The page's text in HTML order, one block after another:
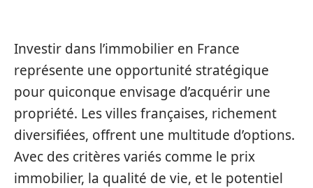
Investir dans l’immobilier en France
représente une opportunité stratégique
pour quiconque envisage d’acquérir une
propriété. Les villes françaises, richement
diversifiées, offrent une multitude d’options.
Avec des critères variés comme le prix
immobilier, la qualité de vie, et le potentiel